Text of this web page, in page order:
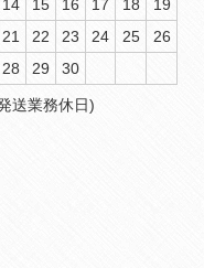
14 15 16 17 18
19
21 22 23 24 25
26
28 29 30
送業務休日)